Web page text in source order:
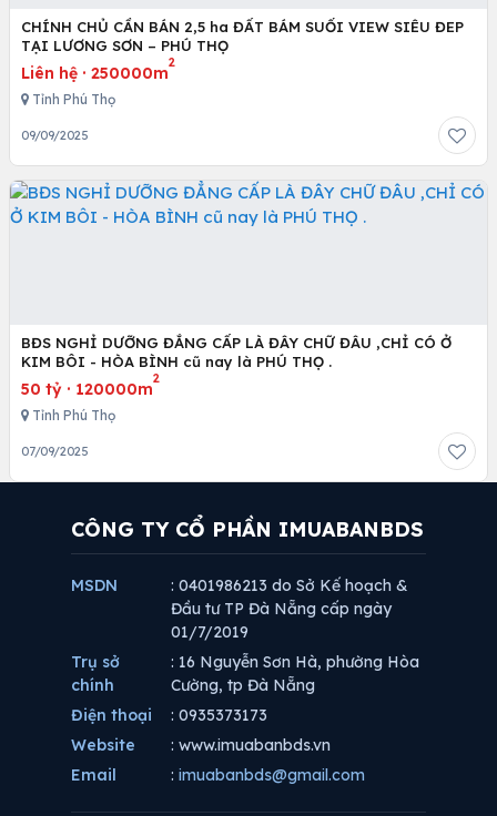
CHÍNH CHỦ CẦN BÁN 2,5 ha ĐẤT BÁM SUỐI VIEW SIÊU ĐEP
TẠI LƯƠNG SƠN – PHÚ THỌ
Liên hệ · 250000m
2
Tỉnh Phú Thọ
09/09/2025
BĐS NGHỈ DƯỠNG ĐẲNG CẤP LÀ ĐÂY CHỮ ĐÂU ,CHỈ CÓ Ở
KIM BÔI - HÒA BÌNH cũ nay là PHÚ THỌ .
50 tỷ · 120000m
2
Tỉnh Phú Thọ
07/09/2025
CÔNG TY CỔ PHẦN IMUABANBDS
MSDN
: 0401986213 do Sở Kế hoạch &
Đầu tư TP Đà Nẵng cấp ngày
01/7/2019
Trụ sở
chính
: 16 Nguyễn Sơn Hà, phường Hòa
Cường, tp Đà Nẵng
Điện thoại
: 0935373173
Website
: www.imuabanbds.vn
Email
: imuabanbds@gmail.com